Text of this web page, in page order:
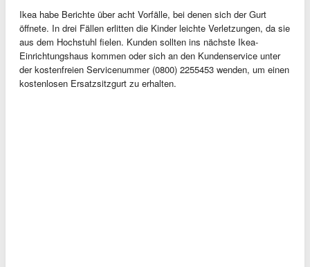
Ikea habe Berichte über acht Vorfälle, bei denen sich der Gurt
öffnete. In drei Fällen erlitten die Kinder leichte Verletzungen, da sie
aus dem Hochstuhl fielen. Kunden sollten ins nächste Ikea-
Einrichtungshaus kommen oder sich an den Kundenservice unter
der kostenfreien Servicenummer (0800) 2255453 wenden, um einen
kostenlosen Ersatzsitzgurt zu erhalten.